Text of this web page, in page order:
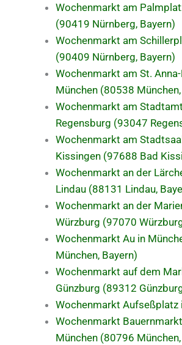
Wochenmarkt am
(90419 Nürnberg, Bayern)
Wochenmarkt am
(90409 Nürnberg, Bayern)
Wochenmarkt am St.
München (80538
Wochenmarkt am
Regensburg (93047
Wochenmarkt am
Kissingen (97688 Bad
Wochenmarkt an der
Lindau (88131 Lindau,
Wochenmarkt an der
Würzburg (97070
Wochenmarkt Au in
München, Bayern)
Wochenmarkt auf dem
Günzburg (89312
Wochenmarkt Aufseßplatz
Wochenmarkt
München (80796